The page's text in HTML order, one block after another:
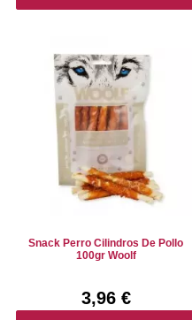
Snack Perro Cilindros De Pollo
100gr Woolf
3,96 €